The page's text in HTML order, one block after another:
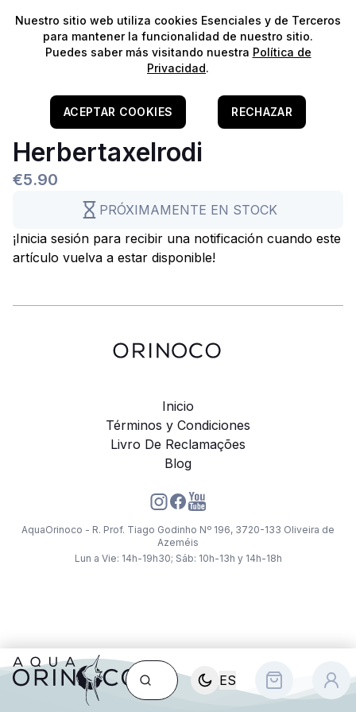
⭐️¡Envíos gratis para pedidos superiores a 60€!*⭐️
ES
Vivos/(Vivos) Água Doce/Peixes/Peixes De Cardume
Melanotaenia
Herbertaxelrodi
€5.90
PRÓXIMAMENTE EN STOCK
¡Inicia sesión para recibir una notificación cuando este
artículo vuelva a estar disponible!
Inicio
Términos y Condiciones
Livro De Reclamações
Blog
AquaOrinoco - R. Prof. Tiago Godinho Nº 196, 3720-133 Oliveira de
Azeméis
Lun a Vie: 14h-19h30; Sáb: 10h-13h y 14h-18h
Nuestro sitio web utiliza cookies Esenciales y de Terceros
para mantener la funcionalidad de nuestro sitio.
Puedes saber más visitando nuestra Política de
Privacidad.
ACEPTAR COOKIES RECHAZAR